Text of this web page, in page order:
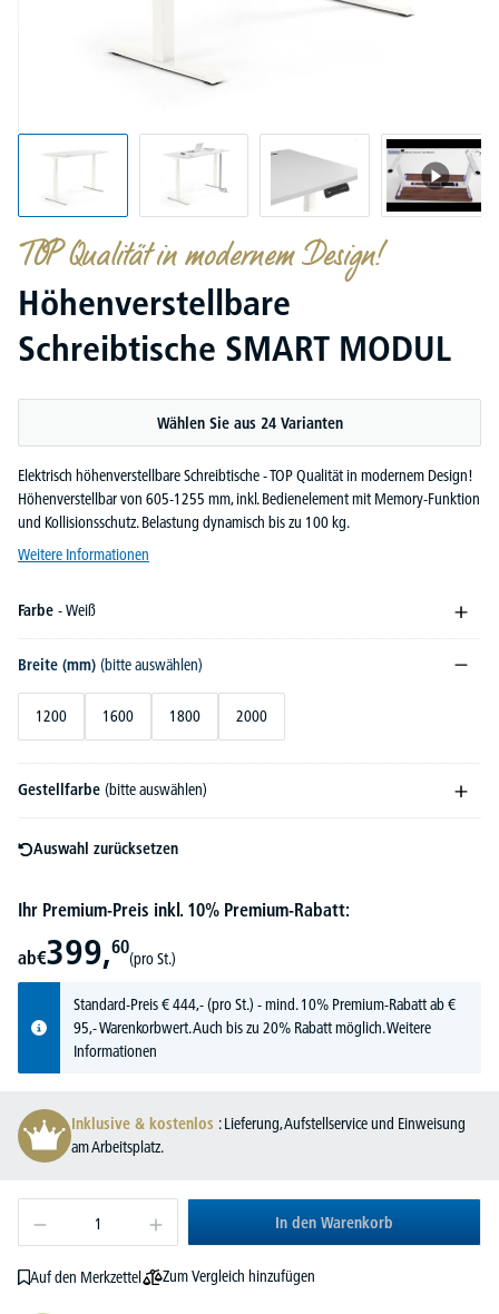
TOP Qualität in modernem Design!
Höhenverstellbare
Schreibtische SMART MODUL
Wählen Sie aus 24 Varianten
Elektrisch höhenverstellbare Schreibtische - TOP Qualität in modernem Design!
Höhenverstellbar von 605-1255 mm, inkl. Bedienelement mit Memory-Funktion
und Kollisionsschutz. Belastung dynamisch bis zu 100 kg.
Weitere Informationen
Farbe - Weiß
Breite (mm) (bitte auswählen)
1200 1600 1800 2000
Gestellfarbe (bitte auswählen)
Auswahl zurücksetzen
Ihr Premium-Preis inkl. 10% Premium-Rabatt:
ab€399,60
(pro St.)
Standard-Preis€444,-(pro St.) - mind. 10% Premium-Rabatt ab €
95,- Warenkorbwert. Auch bis zu 20% Rabatt möglich.Weitere
Informationen
Inklusive & kostenlos : Lieferung, Aufstellservice und Einweisung
am Arbeitsplatz.
In den Warenkorb
Auf den Merkzettel Zum Vergleich hinzufügen